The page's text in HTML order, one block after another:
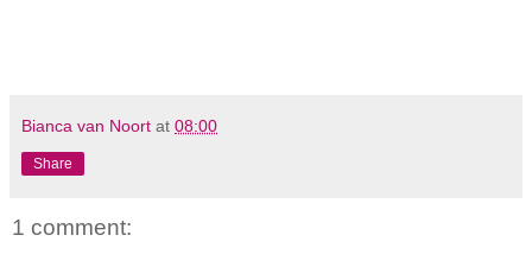
Bianca van Noort at 08:00
Share
1 comment: